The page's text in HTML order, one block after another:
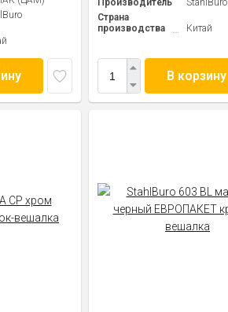
Производитель
StahlBuro
Страна
производства
Китай
В корзину